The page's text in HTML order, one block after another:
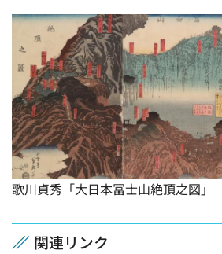
歌川貞秀「大日本冨士山絶頂之図」
関連リンク